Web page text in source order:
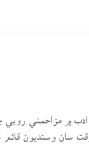
۾ مزاحمتي
وسنديون قائم